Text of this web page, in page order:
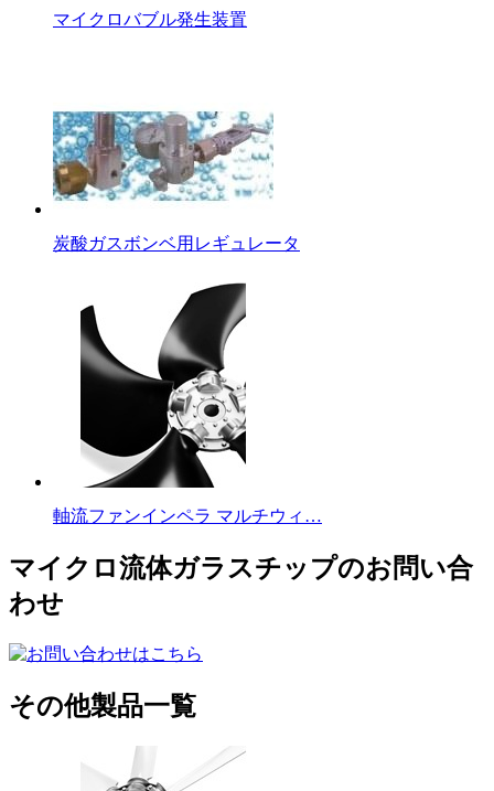
マイクロバブル発生装置
炭酸ガスボンベ用レギュレータ
軸流ファンインペラ マルチウィ…
マイクロ流体ガラスチップのお問い合
わせ
その他製品一覧